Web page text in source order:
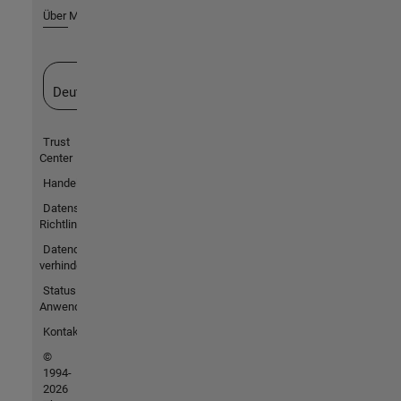
Über MathWorks
Deutschland
Trust
Center
Handelsmarken
Datenschutz-
Richtlinien
Datendiebstahl
verhindern
Status von
Anwendungen
Kontakt
©
1994-
2026